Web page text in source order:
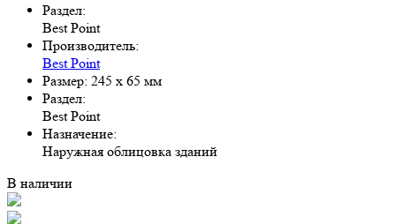
Раздел:
Best Point
Производитель:
Best Point
Размер: 245 x 65 мм
Раздел:
Best Point
Назначение:
Наружная облицовка зданий
В наличии